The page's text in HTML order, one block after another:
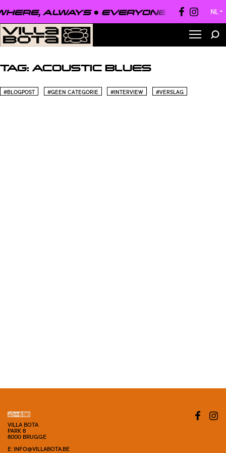
ALWAYS ● EVERYONE, NL ▼
TAG:ACOUSTIC BLUES
#BLOGPOST #GEEN CATEGORIE #INTERVIEW #VERSLAG
VILLA BOTA
PARK 8
8000 BRUGGE
E: INFO@VILLABOTA.BE